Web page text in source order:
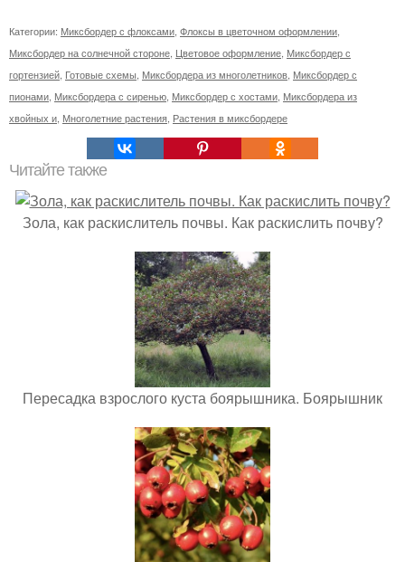
Категории: Миксбордер с флоксами Флоксы в цветочном оформлении
Миксбордер на солнечной стороне Цветовое оформление Миксбордер с
гортензией Готовые схемы Миксбордера из многолетников Миксбордер с
пионами Миксбордера с сиренью Миксбордер с хостами Миксбордера из
хвойных и Многолетние растения Растения в миксбордере
Читайте также
Зола, как раскислитель почвы. Как раскислить почву?
Пересадка взрослого куста боярышника. Боярышник